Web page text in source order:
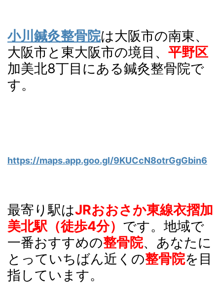
小川鍼灸整骨院は大阪市の南東、
大阪市と東大阪市の境目、 平野区
加美北8丁目にある鍼灸整骨院で
す。
https://maps.app.goo.gl/9KUCcN8otrGgGbin6
最寄り駅はJRおおさか東線衣摺加
美北駅（徒歩4分） です。地域で
一番おすすめの整骨院、あなたに
とっていちばん近くの整骨院を目
指しています。